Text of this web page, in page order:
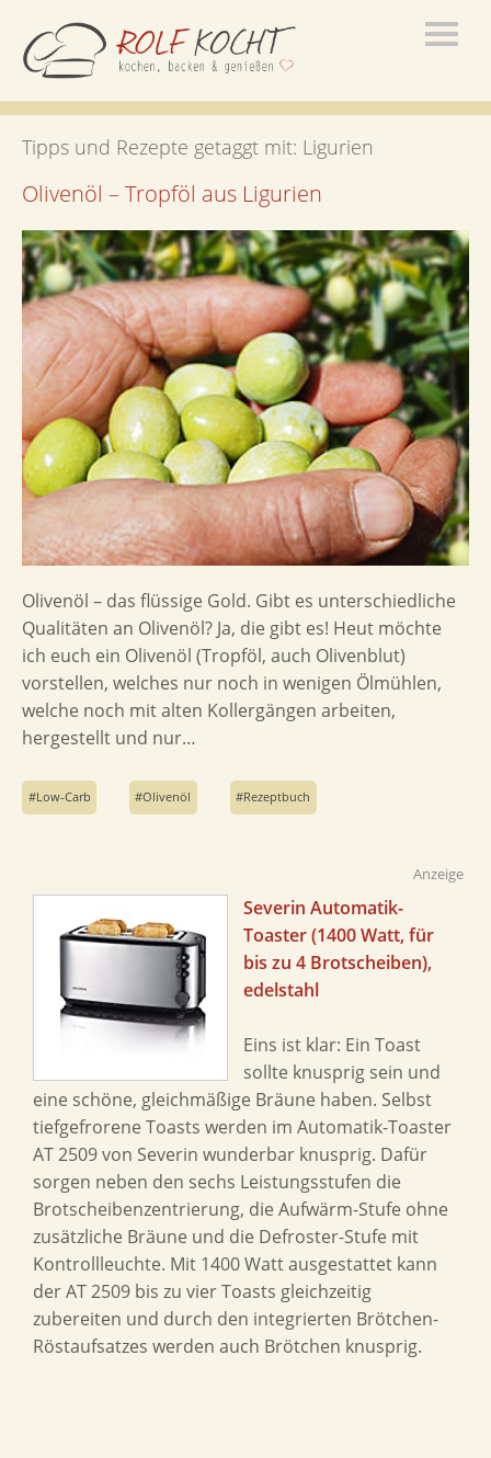
Tipps und Rezepte getaggt mit: Ligurien
Olivenöl – Tropföl aus Ligurien
Olivenöl – das flüssige Gold. Gibt es unterschiedliche
Qualitäten an Olivenöl? Ja, die gibt es! Heut möchte
ich euch ein Olivenöl (Tropföl, auch Olivenblut)
vorstellen, welches nur noch in wenigen Ölmühlen,
welche noch mit alten Kollergängen arbeiten,
hergestellt und nur…
Low-Carb Olivenöl Rezeptbuch
Anzeige
Severin Automatik-
Toaster (1400 Watt, für
bis zu 4 Brotscheiben),
edelstahl
Eins ist klar: Ein Toast
sollte knusprig sein und
eine schöne, gleichmäßige Bräune haben. Selbst
tiefgefrorene Toasts werden im Automatik-Toaster
AT 2509 von Severin wunderbar knusprig. Dafür
sorgen neben den sechs Leistungsstufen die
Brotscheibenzentrierung, die Aufwärm-Stufe ohne
zusätzliche Bräune und die Defroster-Stufe mit
Kontrollleuchte. Mit 1400 Watt ausgestattet kann
der AT 2509 bis zu vier Toasts gleichzeitig
zubereiten und durch den integrierten Brötchen-
Röstaufsatzes werden auch Brötchen knusprig.